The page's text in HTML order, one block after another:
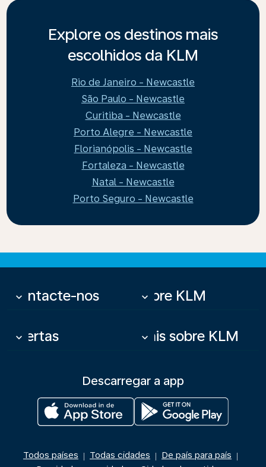
Explore os destinos mais
escolhidos da KLM
Rio de Janeiro - Newcastle
São Paulo - Newcastle
Curitiba - Newcastle
Porto Alegre - Newcastle
Florianópolis - Newcastle
Fortaleza - Newcastle
Natal - Newcastle
Porto Seguro - Newcastle
Contacte-nos
keyboard_arrow_down Sobre KLM
keyboard_arrow_down
Ofertas
keyboard_arrow_down Mais sobre KLM
keyboard_arrow_down
Descarregar a app
Todos países | Todas cidades | De país para país |